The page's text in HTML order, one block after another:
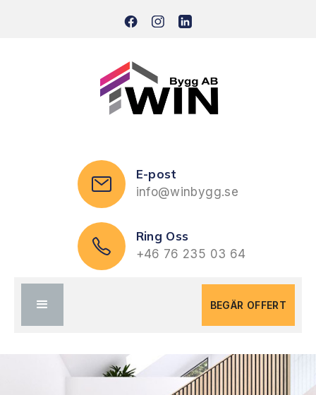
E-post
info@winbygg.se
Ring Oss
+46 76 235 03 64
BEGÄR OFFERT